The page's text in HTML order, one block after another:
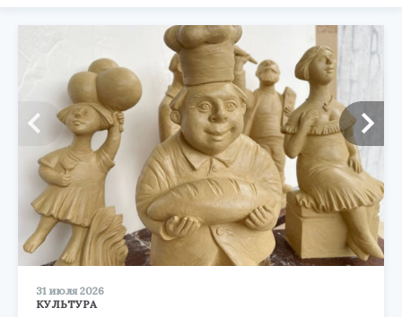
31 июля 2026
КУЛЬТУРА